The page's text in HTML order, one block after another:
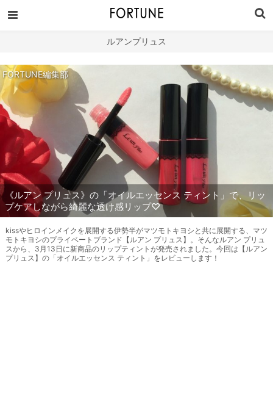
ルアンプリュス
FORTUNE編集部
《ルアン プリュス》の「オイルエッセンス ティント」で、リッ
プケアしながら綺麗な透け感リップ♡
kissやヒロインメイクを展開する伊勢半がマツモトキヨシと共に展開する、マツ
モトキヨシのプライベートブランド【ルアン プリュス】。そんなルアン プリュ
スから、3月13日に新商品のリップティントが発売されました。今回は【ルアン
プリュス】の「オイルエッセンス ティント」をレビューします！